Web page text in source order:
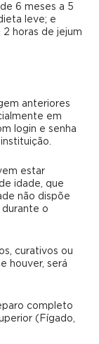
6 meses a 5
leve; e
horas de jejum
anteriores
em
login e senha
estar
idade, que
não dispõe
durante o
curativos ou
houver, será
completo
(Fígado,